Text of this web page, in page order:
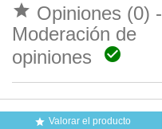
 Opiniones (0) -
Moderación de
opiniones

 Valorar el producto